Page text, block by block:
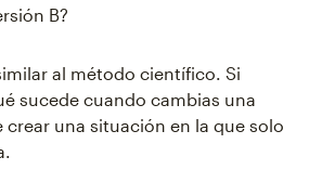
B?
al método científico. Si
sucede cuando cambias una
crear una situación en la que solo